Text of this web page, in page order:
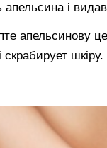
і
апельсинову
шкіру.